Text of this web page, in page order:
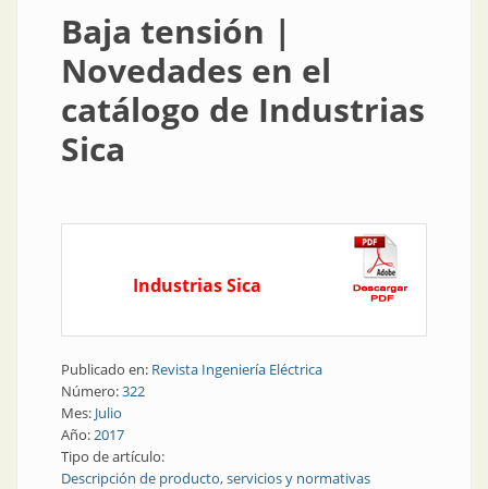
Baja tensión |
Novedades en el
catálogo de Industrias
Sica
Industrias Sica
Publicado en: Revista Ingeniería Eléctrica
Número:322
Mes: Julio
Año:2017
Tipo de artículo:
Descripción de producto, servicios y normativas